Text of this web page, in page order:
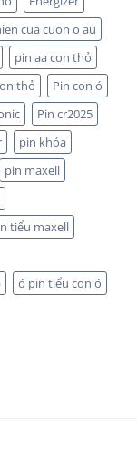
cua cuon o au
pin aa con thỏ
thỏ
Pin con ó
Pin cr2025
pin khóa
pin maxell
tiểu maxell
ó pin tiểu con ó